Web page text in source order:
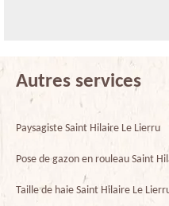
Autres services
Paysagiste Saint Hilaire Le Lierru
Pose de gazon en rouleau Saint
Taille de haie Saint Hilaire Le